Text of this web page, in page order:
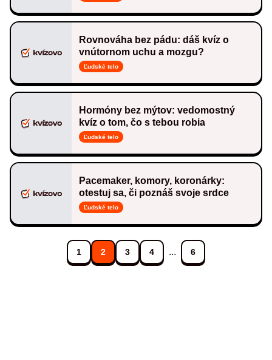
Rovnováha bez pádu: dáš kvíz o
vnútornom uchu a mozgu?
Ľudské telo
Hormóny bez mýtov: vedomostný
kvíz o tom, čo s tebou robia
Ľudské telo
Pacemaker, komory, koronárky:
otestuj sa, či poznáš svoje srdce
Ľudské telo
1 2 3 4 ... 6